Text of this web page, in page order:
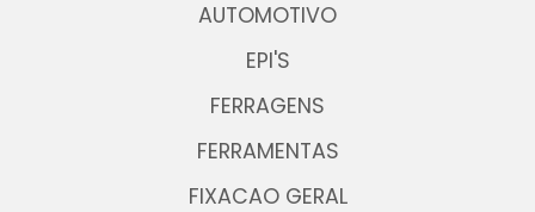
AUTOMOTIVO
EPI'S
FERRAGENS
FERRAMENTAS
FIXACAO GERAL